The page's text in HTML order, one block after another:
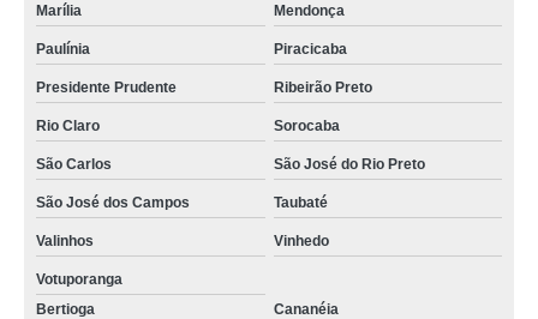
Marília Mendonça
Paulínia Piracicaba
Presidente Prudente Ribeirão Preto
Rio Claro Sorocaba
São Carlos São José do Rio Preto
São José dos Campos Taubaté
Valinhos Vinhedo
Votuporanga
Bertioga
Cananéia